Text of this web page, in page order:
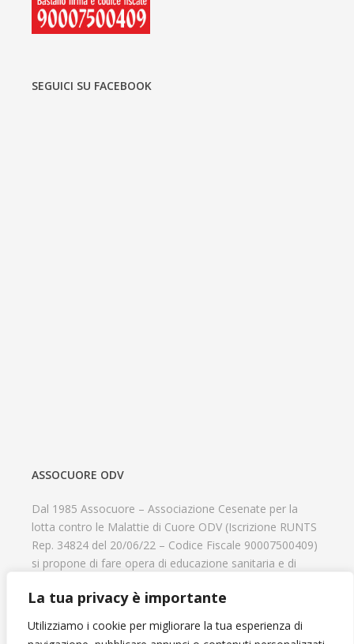
La tua privacy è importante
Utilizziamo i cookie per migliorare la tua esperienza di
SEGUICI SU FACEBOOK
ASSOCUORE ODV
Dal 1985 Assocuore – Associazione Cesenate per la
lotta contro le Malattie di Cuore ODV (Iscrizione RUNTS
Rep. 34824 del 20/06/22 – Codice Fiscale 90007500409)
si propone di fare opera di educazione sanitaria e di
psicofisico di tutti coloro che hanno un problema
cardiologico e di aiutare il progresso delle strutture